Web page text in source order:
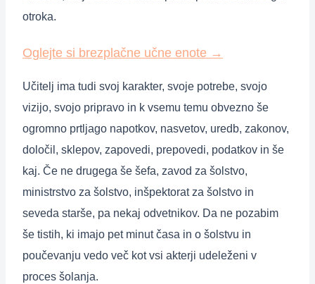
otroka.
Oglejte si brezplačne učne enote →
Učitelj ima tudi svoj karakter, svoje potrebe, svojo
vizijo, svojo pripravo in k vsemu temu obvezno še
ogromno prtljago napotkov, nasvetov, uredb, zakonov,
določil, sklepov, zapovedi, prepovedi, podatkov in še
kaj. Če ne drugega še šefa, zavod za šolstvo,
ministrstvo za šolstvo, inšpektorat za šolstvo in
seveda starše, pa nekaj odvetnikov. Da ne pozabim
še tistih, ki imajo pet minut časa in o šolstvu in
poučevanju vedo več kot vsi akterji udeleženi v
proces šolanja.